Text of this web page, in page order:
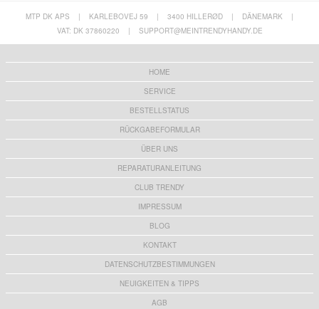
MTP DK APS | KARLEBOVEJ 59 | 3400 HILLERØD | DÄNEMARK
|
VAT: DK 37860220
| SUPPORT@MEINTRENDYHANDY.DE
HOME
SERVICE
BESTELLSTATUS
RÜCKGABEFORMULAR
ÜBER UNS
REPARATURANLEITUNG
CLUB TRENDY
IMPRESSUM
BLOG
KONTAKT
DATENSCHUTZBESTIMMUNGEN
NEUIGKEITEN & TIPPS
AGB